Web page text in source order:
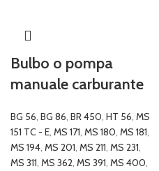
Bulbo o pompa
manuale carburante
BG 56, BG 86, BR 450, HT 56, MS
151 TC - E, MS 171, MS 180, MS 181,
MS 194, MS 201, MS 211, MS 231,
MS 311, MS 362, MS 391, MS 400,